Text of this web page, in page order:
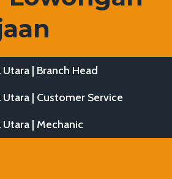
Utara | Branch Head
Utara | Customer Service
Utara | Mechanic